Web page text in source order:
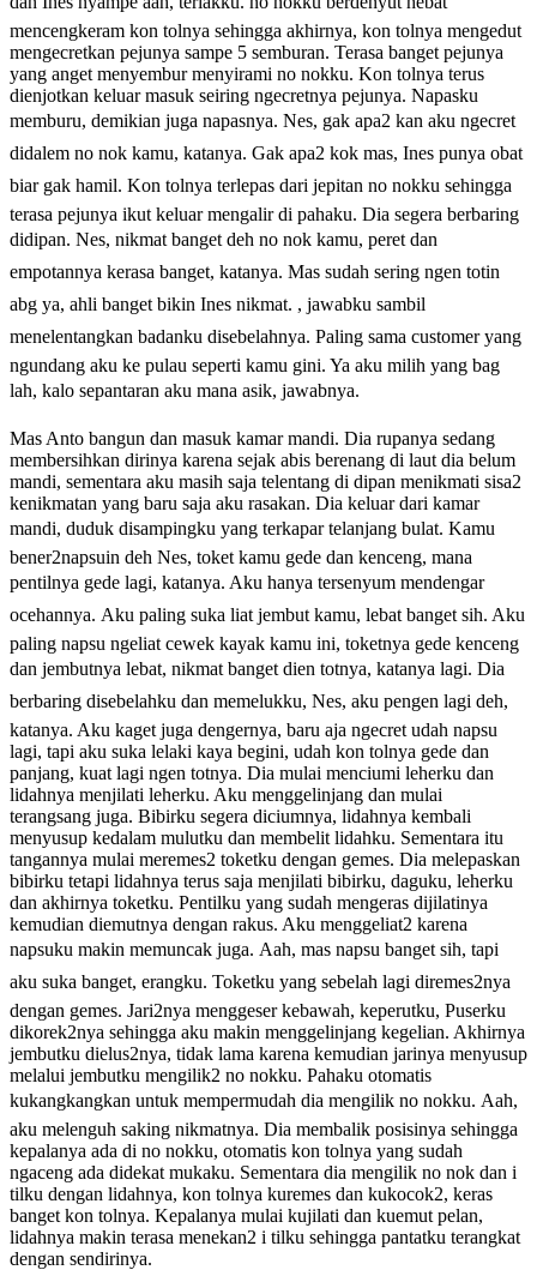
mencengkeram kon tolnya sehingga akhirnya, kon tolnya mengedut
mengecretkan pejunya sampe 5 semburan. Terasa banget pejunya
yang anget menyembur menyirami no nokku. Kon tolnya terus
dienjotkan keluar masuk seiring ngecretnya pejunya. Napasku
memburu, demikian juga napasnya. Nes, gak apa2 kan aku ngecret
didalem no nok kamu, katanya. Gak apa2 kok mas, Ines punya obat
biar gak hamil. Kon tolnya terlepas dari jepitan no nokku sehingga
terasa pejunya ikut keluar mengalir di pahaku. Dia segera berbaring
didipan. Nes, nikmat banget deh no nok kamu, peret dan
empotannya kerasa banget, katanya. Mas sudah sering ngen totin
abg ya, ahli banget bikin Ines nikmat. , jawabku sambil
menelentangkan badanku disebelahnya. Paling sama customer yang
ngundang aku ke pulau seperti kamu gini. Ya aku milih yang bag
lah, kalo sepantaran aku mana asik, jawabnya.
Mas Anto bangun dan masuk kamar mandi. Dia rupanya sedang
membersihkan dirinya karena sejak abis berenang di laut dia belum
mandi, sementara aku masih saja telentang di dipan menikmati sisa2
kenikmatan yang baru saja aku rasakan. Dia keluar dari kamar
mandi, duduk disampingku yang terkapar telanjang bulat. Kamu
bener2napsuin deh Nes, toket kamu gede dan kenceng, mana
pentilnya gede lagi, katanya. Aku hanya tersenyum mendengar
ocehannya. Aku paling suka liat jembut kamu, lebat banget sih. Aku
paling napsu ngeliat cewek kayak kamu ini, toketnya gede kenceng
dan jembutnya lebat, nikmat banget dien totnya, katanya lagi. Dia
berbaring disebelahku dan memelukku, Nes, aku pengen lagi deh,
katanya. Aku kaget juga dengernya, baru aja ngecret udah napsu
lagi, tapi aku suka lelaki kaya begini, udah kon tolnya gede dan
panjang, kuat lagi ngen totnya. Dia mulai menciumi leherku dan
lidahnya menjilati leherku. Aku menggelinjang dan mulai
terangsang juga. Bibirku segera diciumnya, lidahnya kembali
menyusup kedalam mulutku dan membelit lidahku. Sementara itu
tangannya mulai meremes2 toketku dengan gemes. Dia melepaskan
bibirku tetapi lidahnya terus saja menjilati bibirku, daguku, leherku
dan akhirnya toketku. Pentilku yang sudah mengeras dijilatinya
kemudian diemutnya dengan rakus. Aku menggeliat2 karena
napsuku makin memuncak juga. Aah, mas napsu banget sih, tapi
aku suka banget, erangku. Toketku yang sebelah lagi diremes2nya
dengan gemes. Jari2nya menggeser kebawah, keperutku, Puserku
dikorek2nya sehingga aku makin menggelinjang kegelian. Akhirnya
jembutku dielus2nya, tidak lama karena kemudian jarinya menyusup
melalui jembutku mengilik2 no nokku. Pahaku otomatis
kukangkangkan untuk mempermudah dia mengilik no nokku. Aah,
aku melenguh saking nikmatnya. Dia membalik posisinya sehingga
kepalanya ada di no nokku, otomatis kon tolnya yang sudah
ngaceng ada didekat mukaku. Sementara dia mengilik no nok dan i
tilku dengan lidahnya, kon tolnya kuremes dan kukocok2, keras
banget kon tolnya. Kepalanya mulai kujilati dan kuemut pelan,
lidahnya makin terasa menekan2 i tilku sehingga pantatku terangkat
dengan sendirinya.